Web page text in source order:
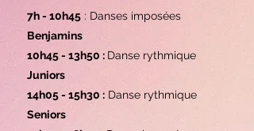
7h - 10h45 : Danses imposées
Benjamins
10h45 - 13h50 : Danse rythmique
Juniors
14h05 - 15h30 : Danse rythmique
Seniors